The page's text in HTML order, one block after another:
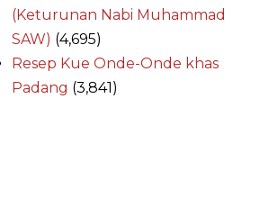
(Keturunan Nabi Muhammad
SAW) (4,695)
Resep Kue Onde-Onde khas
Padang (3,841)